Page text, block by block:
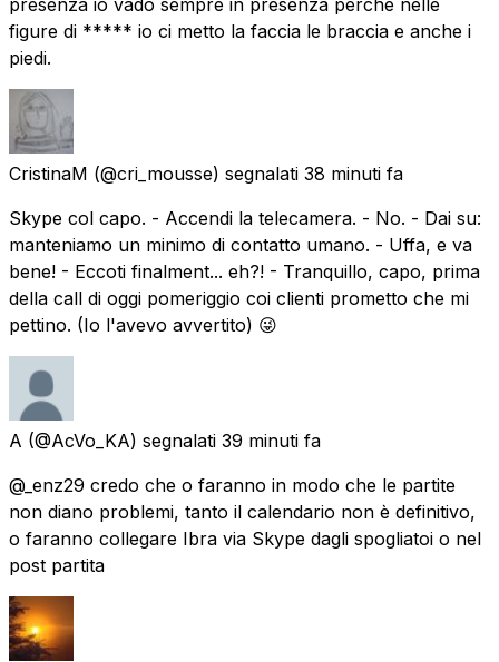
figure di ***** io ci metto la faccia le braccia e anche i
piedi.
CristinaM (@cri_mousse) segnalati 38 minuti fa
Skype col capo. - Accendi la telecamera. - No. - Dai su:
manteniamo un minimo di contatto umano. - Uffa, e va
bene! - Eccoti finalment... eh?! - Tranquillo, capo, prima
della call di oggi pomeriggio coi clienti prometto che mi
pettino. (Io l'avevo avvertito) 😜
A (@AcVo_KA) segnalati 39 minuti fa
@_enz29 credo che o faranno in modo che le partite
non diano problemi, tanto il calendario non è definitivo,
o faranno collegare Ibra via Skype dagli spogliatoi o nel
post partita